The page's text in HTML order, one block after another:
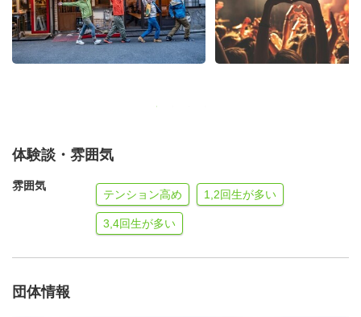
集合時間 7:00 活動時間 8:00〜20:00
②トリップコース（34km）約5名
集合時間 9:00 活動時間 10:00〜17:30
④ビギナーコース（16km）約10名
集合時間 10:00 活動時間 11:00〜15:30
集合時間 13:00 活動時間 14:00〜16:30
体験談・雰囲気
雰囲気
テンション高め 1,2回生が多い
3,4回生が多い
団体情報